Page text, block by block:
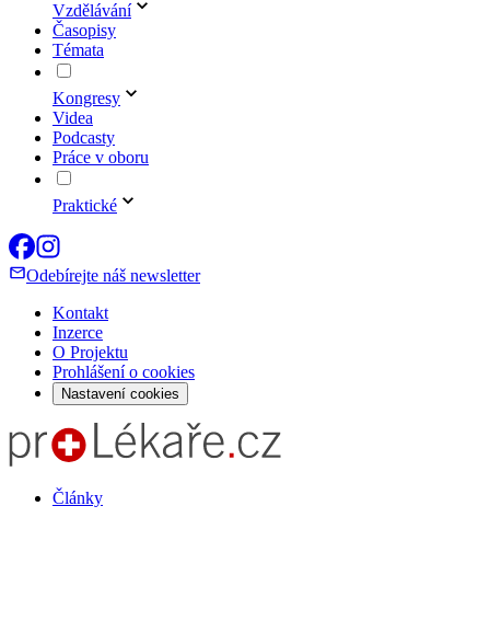
Vzdělávání
Časopisy
Témata
Kongresy
Videa
Podcasty
Práce v oboru
Praktické
Odebírejte náš newsletter
Kontakt
Inzerce
O Projektu
Prohlášení o cookies
Nastavení cookies
Články